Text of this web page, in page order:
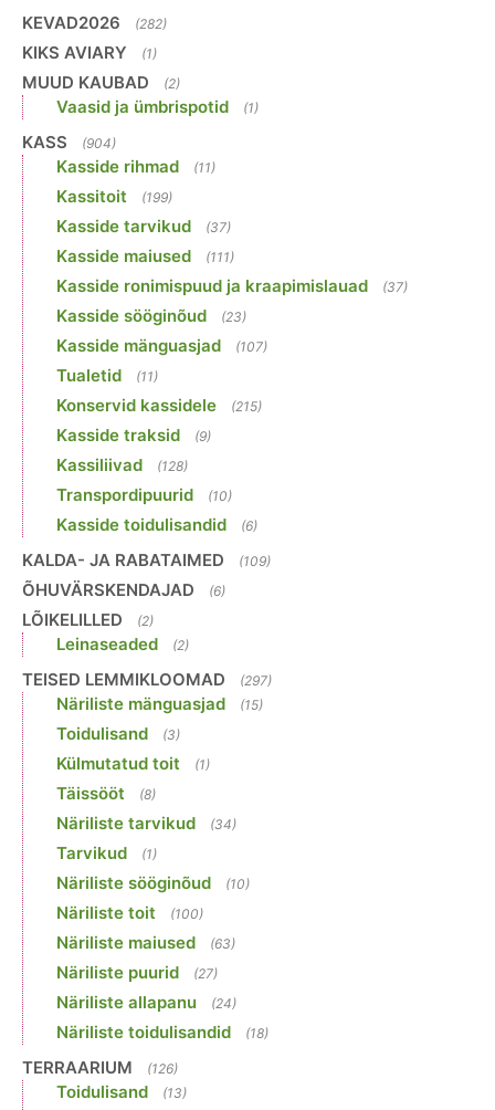
KEVAD2026 (282)
KIKS AVIARY (1)
MUUD KAUBAD (2)
Vaasid ja ümbrispotid (1)
KASS (904)
Kasside rihmad (11)
Kassitoit (199)
Kasside tarvikud (37)
Kasside maiused (111)
Kasside ronimispuud ja kraapimislauad (37)
Kasside sööginõud (23)
Kasside mänguasjad (107)
Tualetid (11)
Konservid kassidele (215)
Kasside traksid (9)
Kassiliivad (128)
Transpordipuurid (10)
Kasside toidulisandid (6)
KALDA- JA RABATAIMED (109)
ÕHUVÄRSKENDAJAD (6)
LÕIKELILLED (2)
Leinaseaded (2)
TEISED LEMMIKLOOMAD (297)
Näriliste mänguasjad (15)
Toidulisand (3)
Külmutatud toit (1)
Täissööt (8)
Näriliste tarvikud (34)
Tarvikud (1)
Näriliste sööginõud (10)
Näriliste toit (100)
Näriliste maiused (63)
Näriliste puurid (27)
Näriliste allapanu (24)
Näriliste toidulisandid (18)
TERRAARIUM (126)
Toidulisand (13)